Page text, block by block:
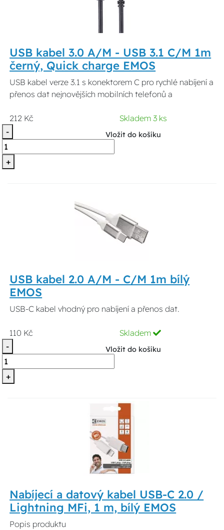
USB kabel 3.0 A/M - USB 3.1 C/M 1m
černý, Quick charge EMOS
USB kabel verze 3.1 s konektorem C pro rychlé nabíjení a
přenos dat nejnovějších mobilních telefonů a
212 Kč
Skladem 3 ks
-
+
Vložit do košíku
USB kabel 2.0 A/M - C/M 1m bílý
EMOS
USB-C kabel vhodný pro nabíjení a přenos dat.
110 Kč
Skladem
-
+
Vložit do košíku
Nabíjecí a datový kabel USB-C 2.0 /
Lightning MFi, 1 m, bílý EMOS
Popis produktu